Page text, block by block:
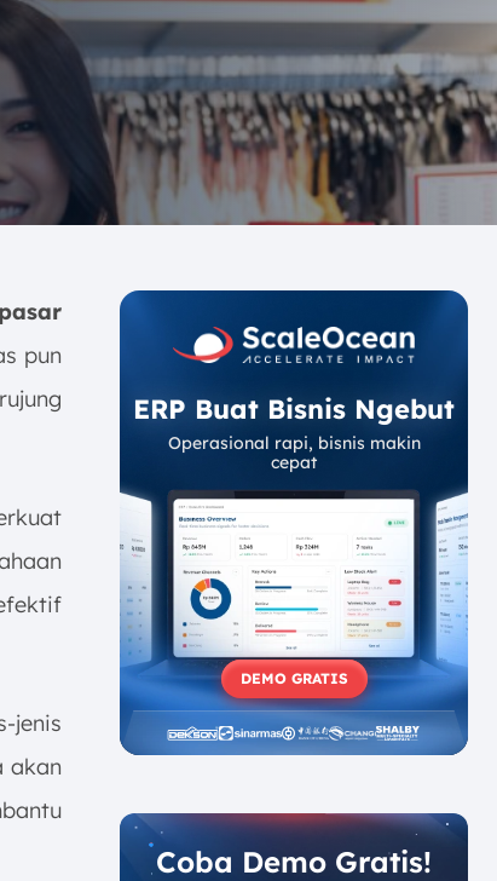
pun
jenis
akan
ERP Buat Bisnis Ngebut
Operasional rapi, bisnis makin
cepat
DEMO GRATIS
Coba Demo Gratis!